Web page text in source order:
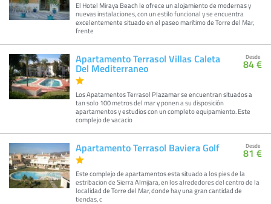
El Hotel Miraya Beach le ofrece un alojamiento de modernas y
nuevas instalaciones, con un estilo funcional y se encuentra
excelentemente situado en el paseo marítimo de Torre del Mar,
frente
Apartamento Terrasol Villas Caleta
Del Mediterraneo
Los Apatamentos Terrasol Plazamar se encuentran situados a
tan solo 100 metros del mar y ponen a su disposición
apartamentos y estudios con un completo equipamiento. Este
complejo de vacacio
Desde
84 €
Apartamento Terrasol Baviera Golf
Este complejo de apartamentos esta situado a los pies de la
estribacion de Sierra Almijara, en los alrededores del centro de la
localidad de Torre del Mar, donde hay una gran cantidad de
tiendas, c
Desde
81 €